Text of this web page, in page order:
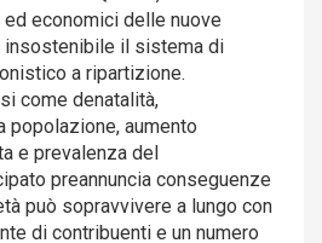
economici delle nuove
insostenibile il sistema di
a ripartizione.
come denatalità,
popolazione, aumento
e prevalenza del
preannuncia conseguenze
può sopravvivere a lungo con
di contribuenti e un numero